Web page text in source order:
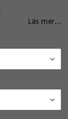
Läs mer...